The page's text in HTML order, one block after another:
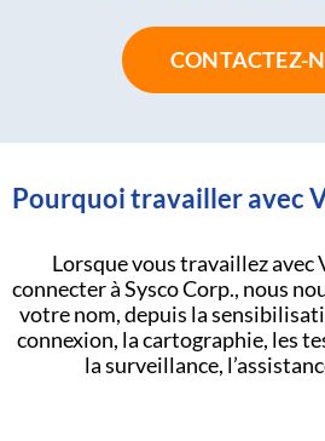
CONTACTEZ-
Pourquoi travailler avec
Lorsque vous travaillez avec
connecter à Sysco Corp., nous
votre nom, depuis la
connexion, la cartographie, les
la surveillance,